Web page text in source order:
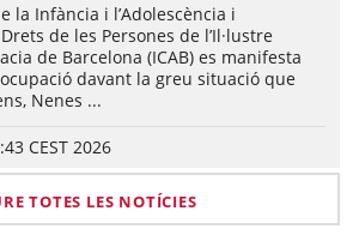
la Infància i l’Adolescència i
de les Persones de l’Il·lustre
de Barcelona (ICAB) es manifesta
davant la greu situació que
Nenes ...
CEST 2026
TOTES LES NOTÍCIES